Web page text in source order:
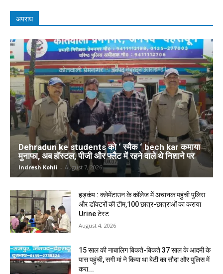
अपराध
Dehradun ke students को ‘ स्मैक ‘ bech kar कमाया
मुनाफा, अब हॉस्टल, पीजी और फ्लैट में रहने वाले थे निशाने पर
Indresh Kohli - August 7, 2026
हड़कंप : क्लेमेंटाउन के कॉलेज में अचानक पहुंची पुलिस
और डॉक्टरों की टीम,100 छात्र-छात्राओं का कराया
Urine टेस्ट
August 4, 2026
15 साल की नाबालिग बिकते-बिकते 37 साल के आदमी के
पास पहुंची, सगी मां ने किया था बेटी का सौदा और पुलिस में
करा...